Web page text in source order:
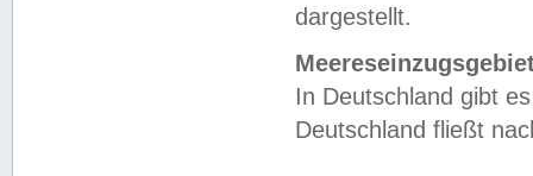
dargestellt.
In Deutschland gibt
Deutschland fließt